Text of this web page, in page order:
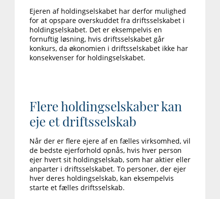
Ejeren af holdingselskabet har derfor mulighed
for at opspare overskuddet fra driftsselskabet i
holdingselskabet. Det er eksempelvis en
fornuftig løsning, hvis driftsselskabet går
konkurs, da økonomien i driftsselskabet ikke har
konsekvenser for holdingselskabet.
Flere holdingselskaber kan
eje et driftsselskab
Når der er flere ejere af en fælles virksomhed, vil
de bedste ejerforhold opnås, hvis hver person
ejer hvert sit holdingselskab, som har aktier eller
anparter i driftsselskabet. To personer, der ejer
hver deres holdingselskab, kan eksempelvis
starte et fælles driftsselskab.